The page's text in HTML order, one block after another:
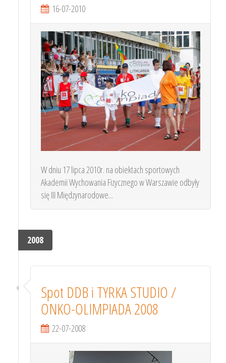
16-07-2010
W dniu 17 lipca 2010r. na obiektach sportowych
Akademii Wychowania Fizycznego w Warszawie odbyły
się III Międzynarodowe...
2008
Spot DDB i TYRKA STUDIO /
ONKO-OLIMPIADA 2008
22-07-2008